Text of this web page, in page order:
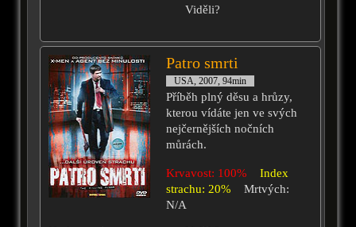
Viděli?
Patro smrti
USA, 2007, 94min
Příběh plný děsu a hrůzy,
kterou vídáte jen ve svých
nejčernějších nočních
můrách.
Krvavost: 100%
Index
strachu: 20%
Mrtvých:
N/A